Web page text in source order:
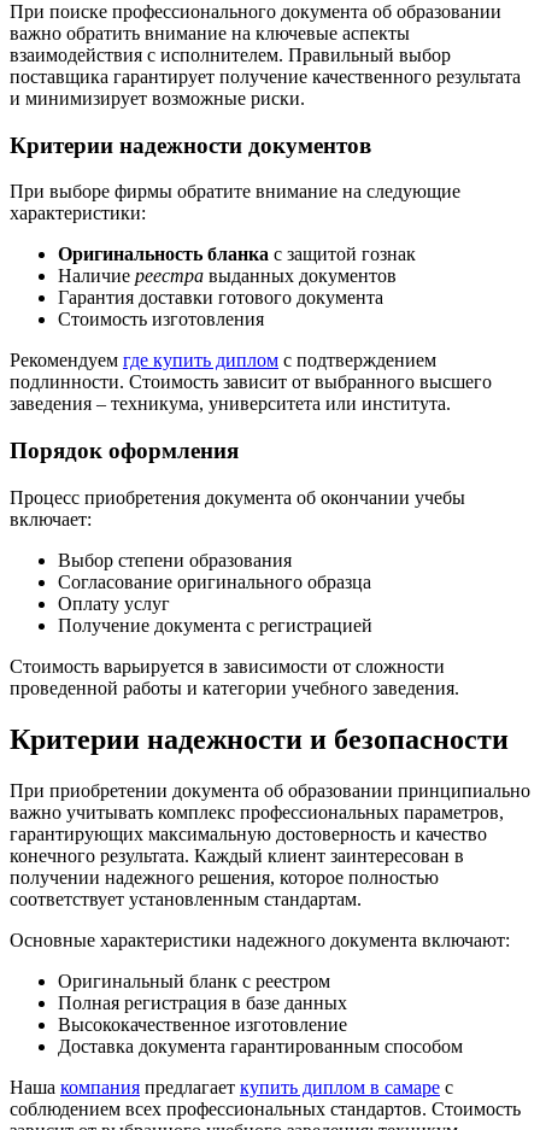
При поиске профессионального документа об образовании
важно обратить внимание на ключевые аспекты
взаимодействия с исполнителем. Правильный выбор
поставщика гарантирует получение качественного результата
и минимизирует возможные риски.
Критерии надежности документов
При выборе фирмы обратите внимание на следующие
характеристики:
Оригинальность бланка с защитой гознак
Наличие реестра выданных документов
Гарантия доставки готового документа
Стоимость изготовления
Рекомендуем где купить диплом с подтверждением
подлинности. Стоимость зависит от выбранного высшего
заведения – техникума, университета или института.
Порядок оформления
Процесс приобретения документа об окончании учебы
включает:
Выбор степени образования
Согласование оригинального образца
Оплату услуг
Получение документа с регистрацией
Стоимость варьируется в зависимости от сложности
проведенной работы и категории учебного заведения.
Критерии надежности и безопасности
При приобретении документа об образовании принципиально
важно учитывать комплекс профессиональных параметров,
гарантирующих максимальную достоверность и качество
конечного результата. Каждый клиент заинтересован в
получении надежного решения, которое полностью
соответствует установленным стандартам.
Основные характеристики надежного документа включают:
Оригинальный бланк с реестром
Полная регистрация в базе данных
Высококачественное изготовление
Доставка документа гарантированным способом
Наша компания предлагает купить диплом в самаре с
соблюдением всех профессиональных стандартов. Стоимость